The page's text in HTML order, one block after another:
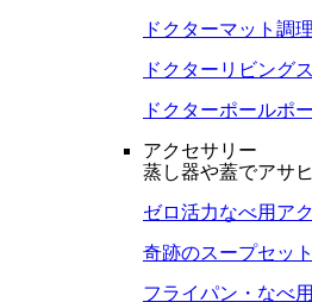
ドクターマット 調
ドクターリビング
ドクターポールポ
アクセサリー
蒸し器や蓋でアサ
ゼロ活力なべ用ア
奇跡のスープセット
フライパン・なべ